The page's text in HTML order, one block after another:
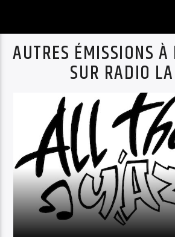
AUTRES ÉMISSIONS À
SUR RADIO